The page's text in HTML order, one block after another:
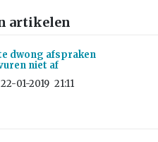
artikelen
dwong afspraken
niet af
22-01-2019 21:11